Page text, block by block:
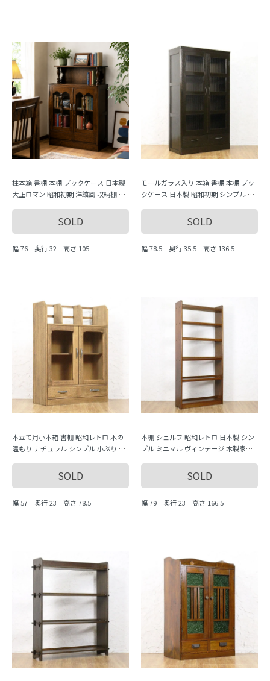
柱本箱 書棚 本棚 ブックケース 日本製
大正ロマン 昭和初期 洋館風 収納棚 キ
SOLD
幅 76 奥行 32 高さ 105
モールガラス入り 本箱 書棚 本棚 ブッ
クケース 日本製 昭和初期 シンプル 収
SOLD
幅 78.5 奥行 35.5 高さ 136.5
本立て月小本箱 書棚 昭和レトロ 木の
温もり ナチュラル シンプル 小ぶり 隙
SOLD
幅 57 奥行 23 高さ 78.5
本棚 シェルフ 昭和レトロ 日本製 シン
プル ミニマル ヴィンテージ 木製家具
SOLD
幅 79 奥行 23 高さ 166.5